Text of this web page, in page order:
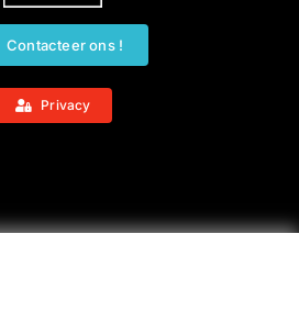
Contacteer ons !
Privacy